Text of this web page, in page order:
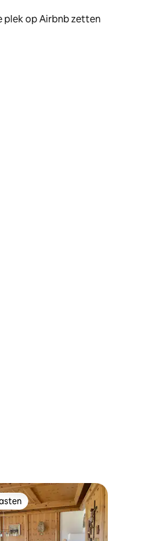
plek op Airbnb zetten